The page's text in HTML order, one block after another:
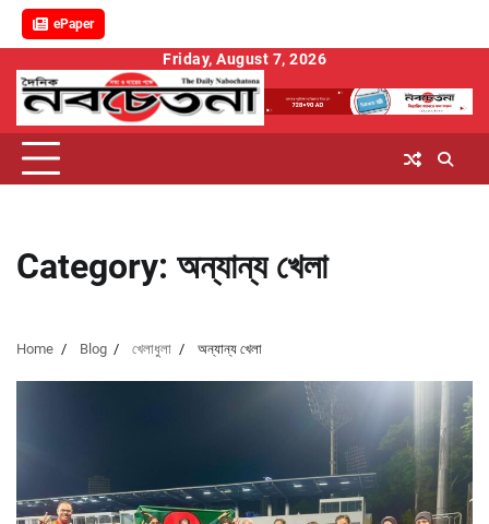
ePaper
content
Friday, August 7, 2026
Category: অন্যান্য খেলা
Home Blog খেলাধুলা অন্যান্য খেলা